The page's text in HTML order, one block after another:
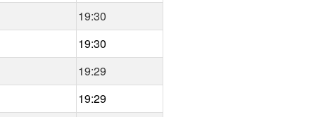
19:30
19:30
19:29
19:29